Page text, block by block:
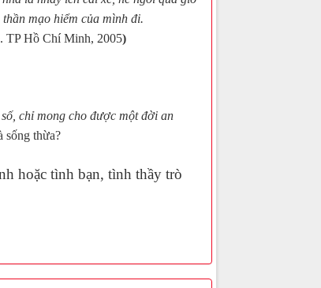
mạo hiểm của mình đi.
TP Hồ Chí Minh, 2005)
chỉ mong cho được một đời an
sống thừa?
hoặc tình bạn, tình thầy trò